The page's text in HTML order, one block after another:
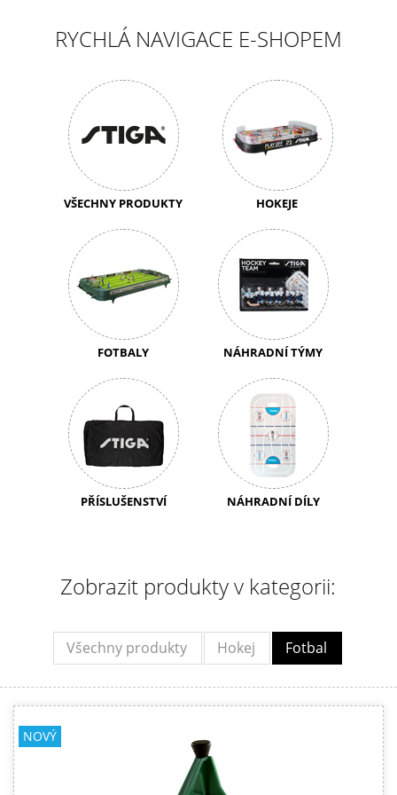
RYCHLÁ NAVIGACE E-SHOPEM
VŠECHNY PRODUKTY HOKEJE
FOTBALY NÁHRADNÍ TÝMY
PŘÍSLUŠENSTVÍ NÁHRADNÍ DÍLY
Zobrazit produkty v kategorii:
Všechny produkty Hokej Fotbal
NOVÝ